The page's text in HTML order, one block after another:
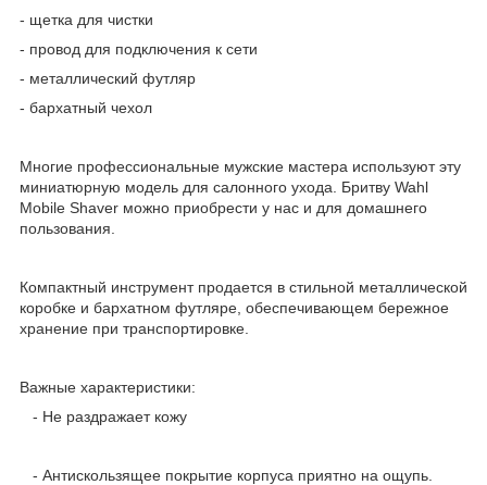
- щетка для чистки
- провод для подключения к сети
- металлический футляр
- бархатный чехол
Многие профессиональные мужские мастера используют эту
миниатюрную модель для салонного ухода. Бритву Wahl
Mobile Shaver можно приобрести у нас и для домашнего
пользования.
Компактный инструмент продается в стильной металлической
коробке и бархатном футляре, обеспечивающем бережное
хранение при транспортировке.
Важные характеристики:
- Не раздражает кожу
- Антискользящее покрытие корпуса приятно на ощупь.